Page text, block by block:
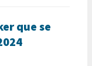
que se